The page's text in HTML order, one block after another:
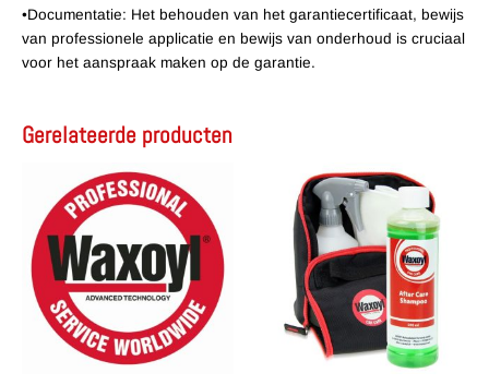
•Documentatie: Het behouden van het garantiecertificaat, bewijs
van professionele applicatie en bewijs van onderhoud is cruciaal
voor het aanspraak maken op de garantie.
Gerelateerde producten